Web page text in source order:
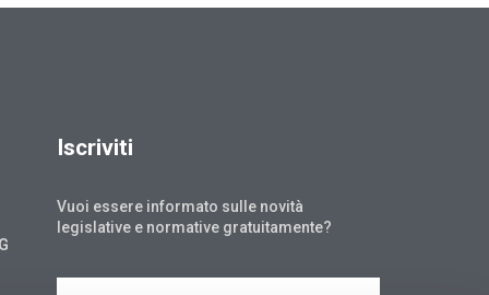
Iscriviti
Vuoi essere informato sulle novità
legislative e normative gratuitamente?